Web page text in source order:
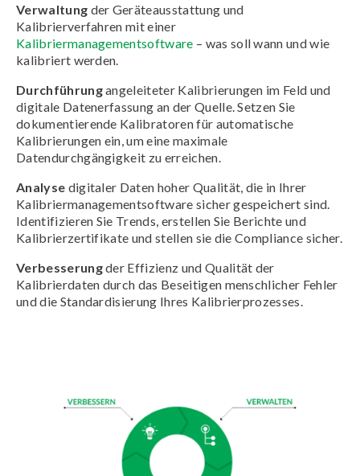
Verwaltung der Geräteausstattung und
Kalibrierverfahren mit einer
Kalibriermanagementsoftware – was soll wann und wie
kalibriert werden.
Durchführungangeleiteter Kalibrierungen im Feld und
digitale Datenerfassung an der Quelle. Setzen Sie
dokumentierende Kalibratoren für automatische
Kalibrierungen ein, um eine maximale
Datendurchgängigkeit zu erreichen.
Analyse digitaler Daten hoher Qualität, die in Ihrer
Kalibriermanagementsoftware sicher gespeichert sind.
Identifizieren Sie Trends, erstellen Sie Berichte und
Kalibrierzertifikate und stellen sie die Compliance sicher.
Verbesserungder Effizienz und Qualität der
Kalibrierdaten durch das Beseitigen menschlicher Fehler
und die Standardisierung Ihres Kalibrierprozesses.